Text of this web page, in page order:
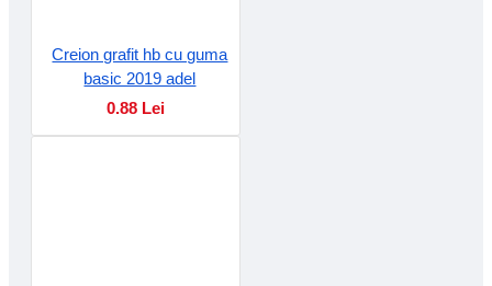
Creion grafit hb cu guma
basic 2019 adel
0.88 Lei